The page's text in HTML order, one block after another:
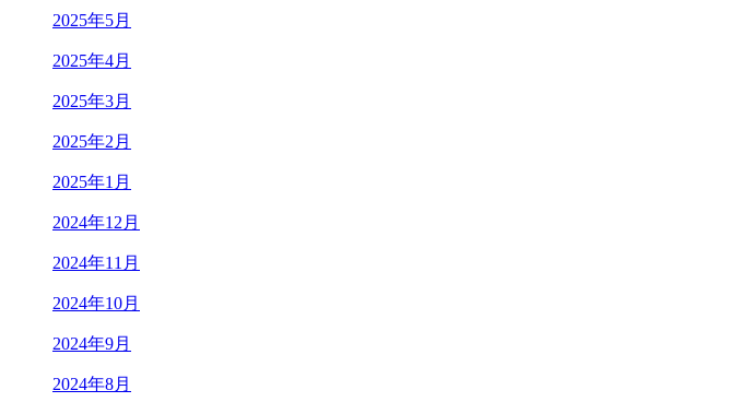
2025年5月
2025年4月
2025年3月
2025年2月
2025年1月
2024年12月
2024年11月
2024年10月
2024年9月
2024年8月